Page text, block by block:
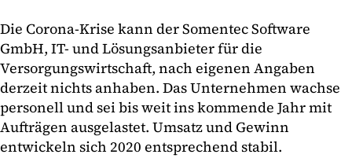
Die Corona-Krise kann der Somentec Software
GmbH, IT- und Lösungsanbieter für die
Versorgungswirtschaft, nach eigenen Angaben
derzeit nichts anhaben. Das Unternehmen wachse
personell und sei bis weit ins kommende Jahr mit
Aufträgen ausgelastet. Umsatz und Gewinn
entwickeln sich 2020 entsprechend stabil.